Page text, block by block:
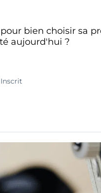
bien choisir sa
aujourd'hui ?
Inscrit